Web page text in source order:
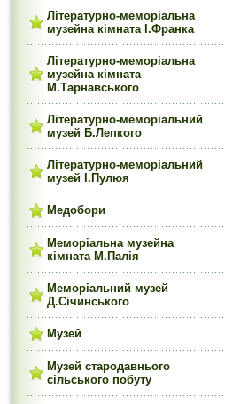
Літературно-меморіальна
музейна кімната І.Франка
Літературно-меморіальна
музейна кімната
М.Тарнавського
Літературно-меморіальний
музей Б.Лепкого
Літературно-меморіальний
музей І.Пулюя
Медобори
Меморіальна музейна
кімната М.Палія
Меморіальний музей
Д.Січинського
Музей
Музей стародавнього
сільського побуту